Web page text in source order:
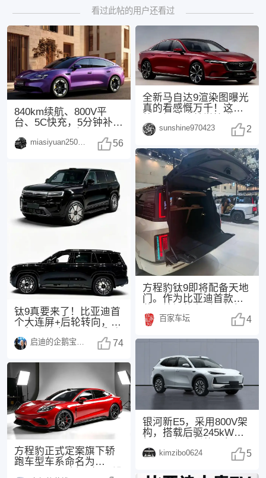
看过此帖的用户还看过
840km续航、800V平
台、5C快充，5分钟补能
miasiyuan250914 56
钛9真要来了！比亚迪首
个大连屏+后轮转向，25
汽车圈的消息 启迪的企鹅宝宝1494 74
方程豹正式定案旗下轿
跑车型车系命名为
全新马自达9渲染图曝光
真的看感慨万千！这次
3.3T直六+后驱
sunshine970423 2
方程豹钛9即将配备天地
门。作为比亚迪首款搭
U8L已率先展示该
百家车坛 4
银河新E5，采用800V架
构，搭载后驱245kW电
同，配备了
kimzibo0624 5